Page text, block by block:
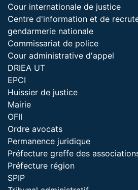
Cour internationale de justice
Centre d'information et de
gendarmerie nationale
Commissariat de police
Cour administrative d'appel
DRIEA UT
EPCI
Huissier de justice
Mairie
OFII
Ordre avocats
Permanence juridique
Préfecture greffe des
Préfecture région
SPIP